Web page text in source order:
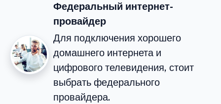
Федеральный интернет-
провайдер
Для подключения хорошего
домашнего интернета и
цифрового телевидения, стоит
выбрать федерального
провайдера.